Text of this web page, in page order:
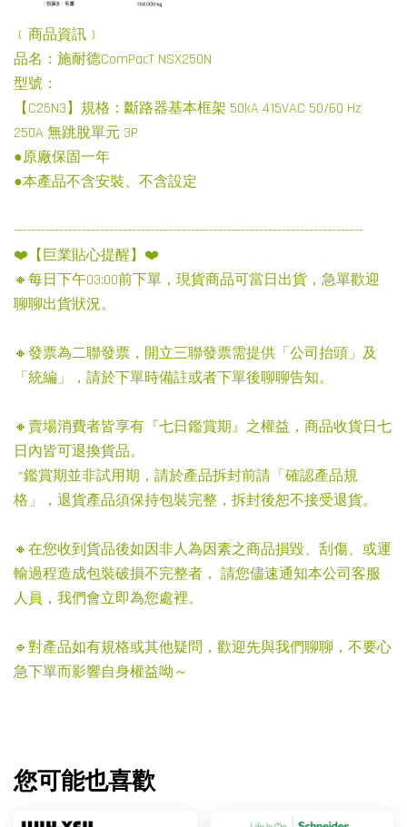
﹝商品資訊﹞
品名：施耐德ComPacT NSX250N
型號：
【C25N3】規格：斷路器基本框架 50kA 415VAC 50/60 Hz
250A 無跳脫單元 3P
●原廠保固一年
●本產品不含安裝、不含設定
-----------------------------------------------------------------------------
❤️【巨業貼心提醒】❤️
🔸每日下午03:00前下單，現貨商品可當日出貨，急單歡迎
聊聊出貨狀況。
🔸發票為二聯發票，開立三聯發票需提供「公司抬頭」及
「統編」，請於下單時備註或者下單後聊聊告知。
🔸賣場消費者皆享有『七日鑑賞期』之權益，商品收貨日七
日內皆可退換貨品。
*鑑賞期並非試用期，請於產品拆封前請「確認產品規
格」，退貨產品須保持包裝完整，拆封後恕不接受退貨。
🔸在您收到貨品後如因非人為因素之商品損毀、刮傷、或運
輸過程造成包裝破損不完整者， 請您儘速通知本公司客服
人員，我們會立即為您處裡。
🔹對產品如有規格或其他疑問，歡迎先與我們聊聊，不要心
急下單而影響自身權益呦～
您可能也喜歡